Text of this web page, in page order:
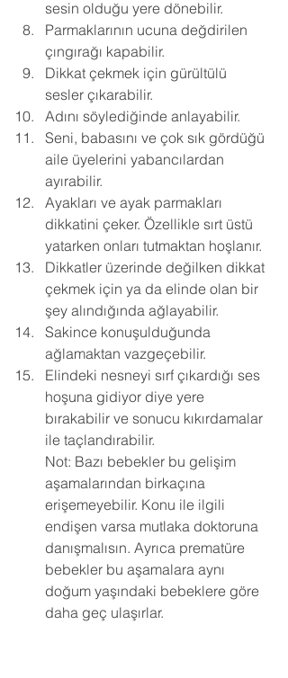
sesin olduğu yere dönebilir.
Parmaklarının ucuna değdirilen
çıngırağı kapabilir.
Dikkat çekmek için gürültülü
sesler çıkarabilir.
Adını söylediğinde anlayabilir.
Seni, babasını ve çok sık gördüğü
aile üyelerini yabancılardan
ayırabilir.
Ayakları ve ayak parmakları
dikkatini çeker. Özellikle sırt üstü
yatarken onları tutmaktan hoşlanır.
Dikkatler üzerinde değilken dikkat
çekmek için ya da elinde olan bir
şey alındığında ağlayabilir.
Sakince konuşulduğunda
ağlamaktan vazgeçebilir.
Elindeki nesneyi sırf çıkardığı ses
hoşuna gidiyor diye yere
bırakabilir ve sonucu kıkırdamalar
ile taçlandırabilir.
Not: Bazı bebekler bu gelişim
aşamalarından birkaçına
erişemeyebilir. Konu ile ilgili
endişen varsa mutlaka doktoruna
danışmalısın. Ayrıca prematüre
bebekler bu aşamalara aynı
doğum yaşındaki bebeklere göre
daha geç ulaşırlar.